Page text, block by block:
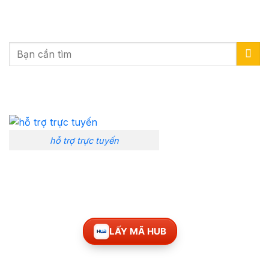
hỗ trợ trực tuyến
LẤY MÃ HUB